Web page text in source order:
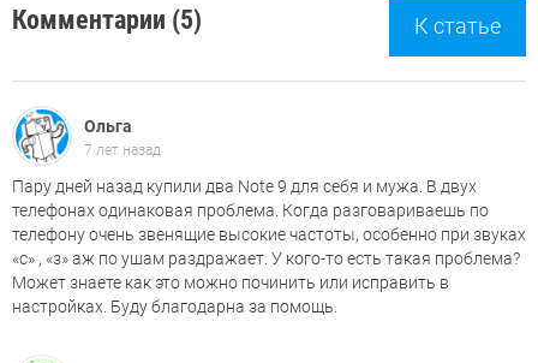
Комментарии (5) К статье
Ольга
7 лет назад
Пару дней назад купили два Note 9 для себя и мужа. В двух
телефонах одинаковая проблема. Когда разговариваешь по
телефону очень звенящие высокие частоты, особенно при звуках
«с» , «з» аж по ушам раздражает. У кого-то есть такая проблема?
Может знаете как это можно починить или исправить в
настройках. Буду благодарна за помощь.